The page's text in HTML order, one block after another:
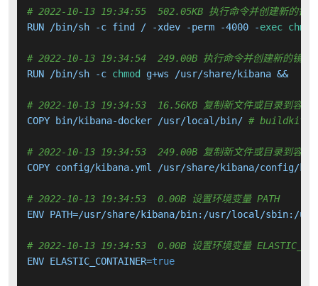
# 2022-10-13 19:34:55  502.05KB 执行命令并创建新的镜
RUN /bin/sh -c find / -xdev -perm -4000 -exec chmod
# 2022-10-13 19:34:54  249.00B 执行命令并创建新的镜像
RUN /bin/sh -c chmod g+ws /usr/share/kibana &&
# 2022-10-13 19:34:53  16.56KB 复制新文件或目录到容器
COPY bin/kibana-docker /usr/local/bin/ # buildkit
# 2022-10-13 19:34:53  249.00B 复制新文件或目录到容器
COPY config/kibana.yml /usr/share/kibana/config/
# 2022-10-13 19:34:53  0.00B 设置环境变量 PATH
ENV PATH=/usr/share/kibana/bin:/usr/local/
# 2022-10-13 19:34:53  0.00B 设置环境变量
ENV ELASTIC_CONTAINER=true